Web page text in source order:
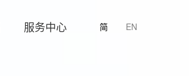
服务中心 简 EN